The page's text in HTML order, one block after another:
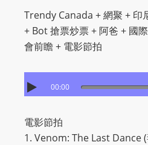
Trendy Canada + 網聚 + 印
+ Bot 搶票炒票 + 阿爸 + 國
會前瞻 + 電影節拍
00:00
電影節拍
1. Venom: The Last Dance